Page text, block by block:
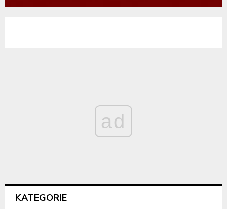
ad
KATEGORIE